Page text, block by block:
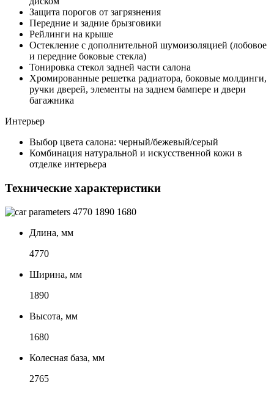
Защита порогов от загрязнения
Передние и задние брызговики
Рейлинги на крыше
Остекление с дополнительной шумоизоляцией (лобовое
и передние боковые стекла)
Тонировка стекол задней части салона
Хромированные решетка радиатора, боковые молдинги,
ручки дверей, элементы на заднем бампере и двери
багажника
Интерьер
Выбор цвета салона: черный/бежевый/серый
Комбинация натуральной и искусственной кожи в
отделке интерьера
Технические характеристики
4770 1890 1680
Длина, мм
4770
Ширина, мм
1890
Высота, мм
1680
Колесная база, мм
2765